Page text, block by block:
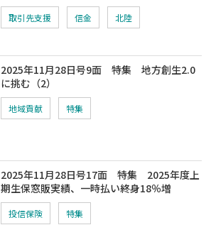
取引先支援 信金 北陸
2025年11月28日号9面 特集 地方創生2.0
に挑む（2）
地域貢献 特集
2025年11月28日号17面 特集 2025年度上
期生保窓販実績、一時払い終身18％増
投信保険 特集